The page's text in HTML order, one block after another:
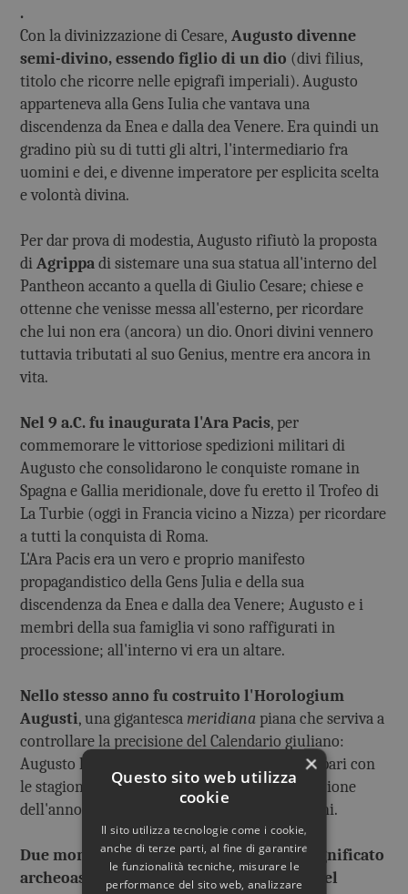
.
Con la divinizzazione di Cesare, Augusto divenne
semi-divino, essendo figlio di un dio (divi filius,
titolo che ricorre nelle epigrafi imperiali). Augusto
apparteneva alla Gens Iulia che vantava una
discendenza da Enea e dalla dea Venere. Era quindi un
gradino più su di tutti gli altri, l'intermediario fra
uomini e dei, e divenne imperatore per esplicita scelta
e volontà divina.
Per dar prova di modestia, Augusto rifiutò la proposta
di Agrippa di sistemare una sua statua all'interno del
Pantheon accanto a quella di Giulio Cesare; chiese e
ottenne che venisse messa all'esterno, per ricordare
che lui non era (ancora) un dio. Onori divini vennero
tuttavia tributati al suo Genius, mentre era ancora in
vita.
Nel 9 a.C. fu inaugurata l'Ara Pacis, per
commemorare le vittoriose spedizioni militari di
Augusto che consolidarono le conquiste romane in
Spagna e Gallia meridionale, dove fu eretto il Trofeo di
La Turbie (oggi in Francia vicino a Nizza) per ricordare
a tutti la conquista di Roma.
L'Ara Pacis era un vero e proprio manifesto
propagandistico della Gens Julia e della sua
discendenza da Enea e dalla dea Venere; Augusto e i
membri della sua famiglia vi sono raffigurati in
processione; all'interno vi era un altare.
Nello stesso anno fu costruito l'Horologium
Augusti, una gigantesca meridiana piana che serviva a
controllare la precisione del Calendario giuliano:
Augusto lo aveva riformato per rimetterlo in pari con
le stagioni a causa di una discontinua applicazione
dell'anno bisestile che aveva sfalsato le stagioni.
Due monumenti che hanno un preciso significato
archeoastronomico legato alla sacralità del
×
Questo sito web utilizza
cookie
Il sito utilizza tecnologie come i cookie,
anche di terze parti, al fine di garantire
le funzionalità tecniche, misurare le
performance del sito web, analizzare